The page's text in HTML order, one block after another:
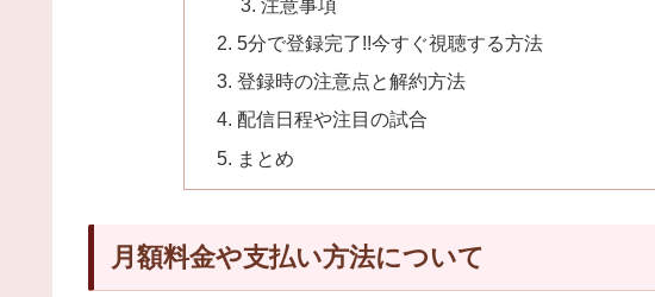
注意事項
5分で登録完了!!今すぐ視聴する方法
登録時の注意点と解約方法
配信日程や注目の試合
まとめ
月額料金や支払い方法について